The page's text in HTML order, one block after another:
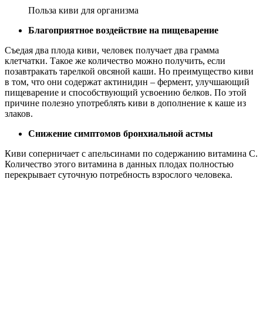
Польза киви для организма
Благоприятное воздействие на пищеварение
Съедая два плода киви, человек получает два грамма
клетчатки. Такое же количество можно получить, если
позавтракать тарелкой овсяной каши. Но преимущество киви
в том, что они содержат актинидин – фермент, улучшающий
пищеварение и способствующий усвоению белков. По этой
причине полезно употреблять киви в дополнение к каше из
злаков.
Снижение симптомов бронхиальной астмы
Киви соперничает с апельсинами по содержанию витамина С.
Количество этого витамина в данных плодах полностью
перекрывает суточную потребность взрослого человека.